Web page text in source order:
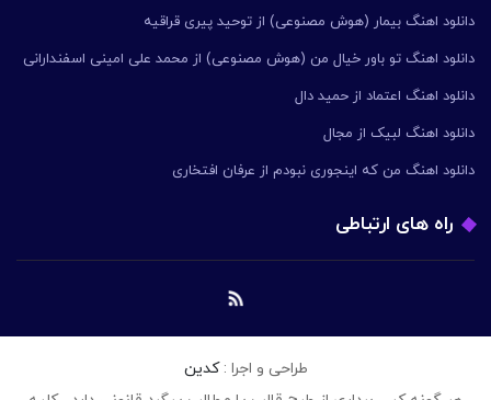
دانلود اهنگ بیمار (هوش مصنوعی) از توحید پیری قراقیه
دانلود اهنگ تو باور خیال من (هوش مصنوعی) از محمد علی امینی اسفندارانی
دانلود اهنگ اعتماد از حمید دال
دانلود اهنگ لبیک از مجال
دانلود اهنگ من که اینجوری نبودم از عرفان افتخاری
راه های ارتباطی
طراحی و اجرا :کدین